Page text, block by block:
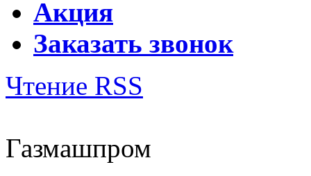
Акция
Заказать звонок
Чтение RSS
Газмашпром